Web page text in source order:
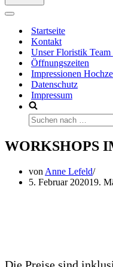
Navigationsmenü
Startseite
Kontakt
Unser Floristik Team
Öffnungszeiten
Impressionen
Datenschutz
Impressum
Suchen
nach …
WORKSHOPS
von Anne Lefeld
5. Februar 202019.